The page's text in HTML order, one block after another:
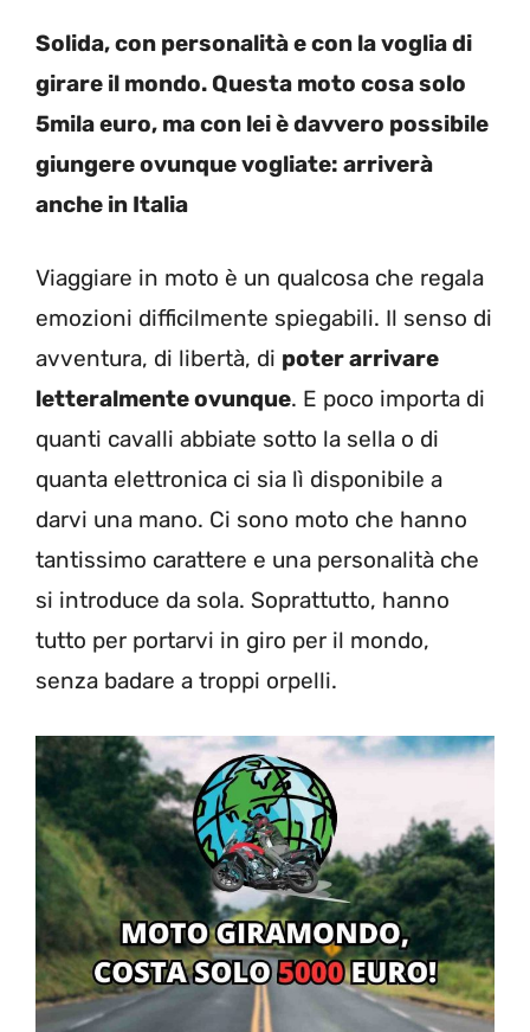
Solida, con personalità e con la voglia di
girare il mondo. Questa moto cosa solo
5mila euro, ma con lei è davvero possibile
giungere ovunque vogliate: arriverà
anche in Italia
Viaggiare in moto è un qualcosa che regala
emozioni difficilmente spiegabili. Il senso di
avventura, di libertà, di poter arrivare
letteralmente ovunque. E poco importa di
quanti cavalli abbiate sotto la sella o di
quanta elettronica ci sia lì disponibile a
darvi una mano. Ci sono moto che hanno
tantissimo carattere e una personalità che
si introduce da sola. Soprattutto, hanno
tutto per portarvi in giro per il mondo,
senza badare a troppi orpelli.